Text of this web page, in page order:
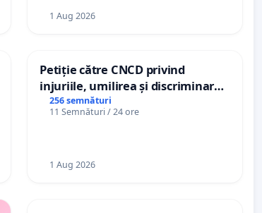
1 Aug 2026
Petiție către CNCD privind
injuriile, umilirea și discriminarea
persoanelor cu dizabilități de
către utilizatorul TikTok „Gorici”
256 semnături
11 Semnături / 24 ore
1 Aug 2026